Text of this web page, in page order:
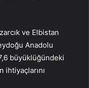
ve Elbistan
Anadolu
büyüklüğündeki
ihtiyaçlarını